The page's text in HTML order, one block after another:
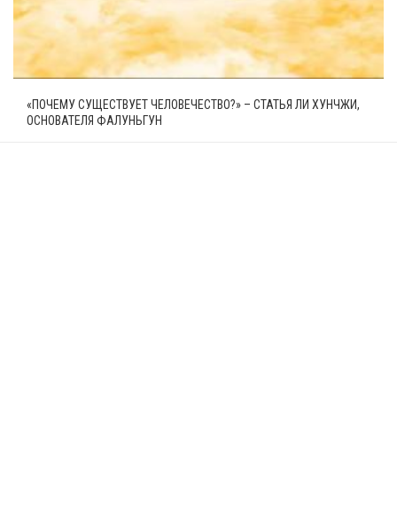
«ПОЧЕМУ СУЩЕСТВУЕТ ЧЕЛОВЕЧЕСТВО?» – СТАТЬЯ ЛИ ХУНЧЖИ,
ОСНОВАТЕЛЯ ФАЛУНЬГУН